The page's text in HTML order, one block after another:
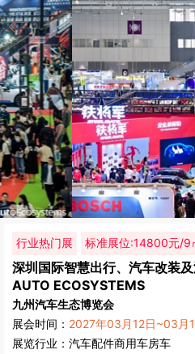
行业热门展 标准展位:14800元/9
深圳国际智慧出行、汽车改装
AUTO ECOSYSTEMS
九州汽车生态博览会
展会时间： 2027年03月12日~03月
展览行业： 汽车配件商用车房车